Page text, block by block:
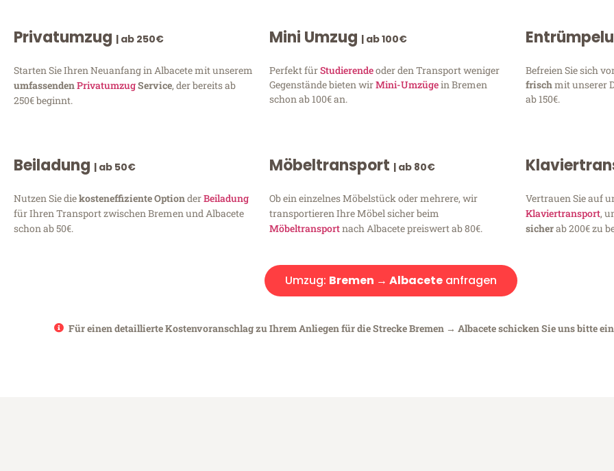
Privatumzug | ab 250€
Starten Sie Ihren Neuanfang in Albacete mit unserem
umfassendenPrivatumzugService, der bereits ab
250€ beginnt.
Mini Umzug | ab 100€
Perfekt fürStudierendeoder den Transport weniger
Gegenstände bieten wirMini-Umzügein Bremen
schon ab 100€ an.
Befreien Sie sich
frischmit unserer
ab 150€.
Beiladung | ab 50€
Nutzen Sie diekosteneffiziente OptionderBeiladung
für Ihren Transport zwischen Bremen und Albacete
schon ab 50€.
Möbeltransport | ab 80€
Ob ein einzelnes Möbelstück oder mehrere, wir
transportieren Ihre Möbel sicher beim
Möbeltransportnach Albacete preiswert ab 80€.
Vertrauen Sie auf
Klaviertransport,
sicherab 200€ zu
Umzug: Bremen → Albaceteanfragen
Für einen detaillierte Kostenvoranschlag zu Ihrem Anliegen für die Strecke Bremen → Albacete schicken Sie uns bitte